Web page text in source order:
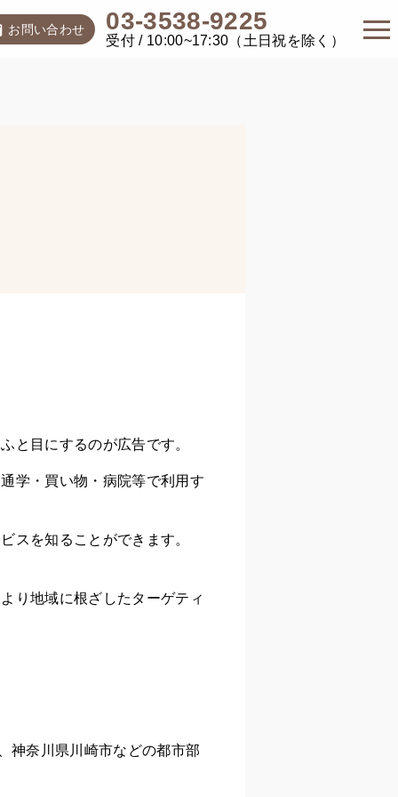
お問い合わせ 03-3538-9225
受付 / 10:00~17:30（土日祝を除く）
と目にするのが広告です。
学・買い物・病院等で利用す
スを知ることができます。
り地域に根ざしたターゲティ
神奈川県川崎市などの都市部